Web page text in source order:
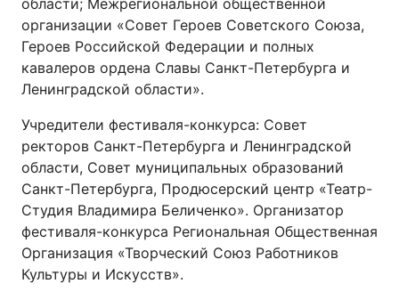
области; Межрегиональной общественной
организации «Совет Героев Советского Союза,
Героев Российской Федерации и полных
кавалеров ордена Славы Санкт-Петербурга и
Ленинградской области».
Учредители фестиваля-конкурса: Совет
ректоров Санкт-Петербурга и Ленинградской
области, Совет муниципальных образований
Санкт-Петербурга, Продюсерский центр «Театр-
Студия Владимира Беличенко». Организатор
фестиваля-конкурса Региональная Общественная
Организация «Творческий Союз Работников
Культуры и Искусств».